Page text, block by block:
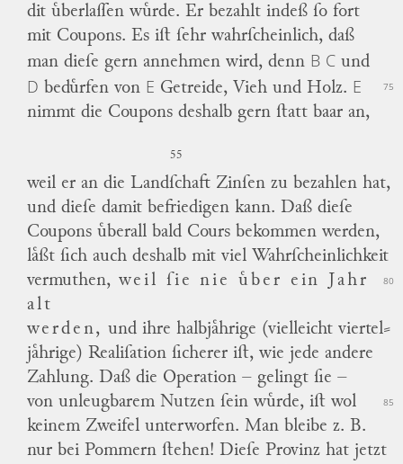
dit uͤberlaſſen wuͤrde. Er bezahlt indeß ſo fort
mit Coupons. Es iſt ſehr wahrſcheinlich, daß
man dieſe gern annehmen wird, denn B C und
D beduͤrfen von E Getreide, Vieh und Holz. E 75
nimmt die Coupons deshalb gern ſtatt baar an,
55
weil er an die Landſchaft Zinſen zu bezahlen hat,
und dieſe damit befriedigen kann. Daß dieſe
Coupons uͤberall bald Cours bekommen werden,
laͤßt ſich auch deshalb mit viel Wahrſcheinlichkeit
80
vermuthen, weil ſie nie uͤber ein Jahr
alt
werden, und ihre halbjaͤhrige (vielleicht viertel⸗
jaͤhrige) Realiſation ſicherer iſt, wie jede andere
Zahlung. Daß die Operation – gelingt ſie –
von unleugbarem Nutzen ſein wuͤrde, iſt wol
85
keinem Zweifel unterworfen. Man bleibe z. B.
nur bei Pommern ſtehen! Dieſe Provinz hat jetzt